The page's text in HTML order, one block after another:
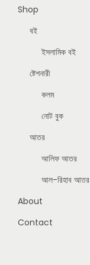
Shop
বই
ইসলামিক বই
ষ্টেশনারী
কলম
নোট বুক
আতর
আলিফ আতর
আল-রিহাব আতর
About
Contact